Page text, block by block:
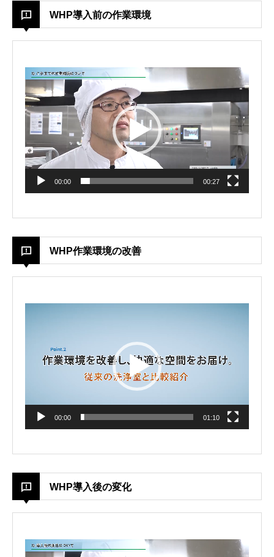
WHP導入前の作業環境
Video
Player
00:00 00:27
WHP作業環境の改善
00:00 01:10
WHP導入後の変化
Video
Player